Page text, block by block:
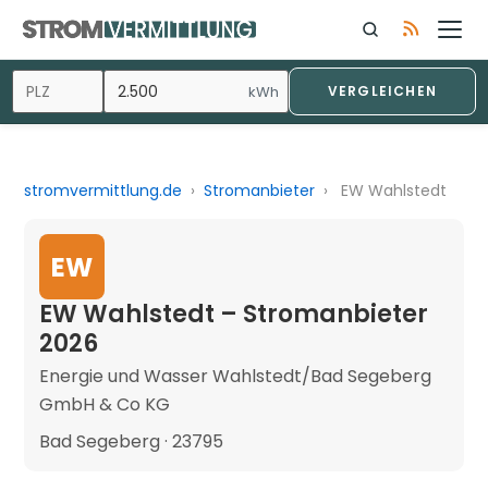
kWh VERGLEICHEN
stromvermittlung.de › Stromanbieter › EW Wahlstedt
EW
EW Wahlstedt – Stromanbieter
2026
Energie und Wasser Wahlstedt/Bad Segeberg
GmbH & Co KG
Bad Segeberg · 23795